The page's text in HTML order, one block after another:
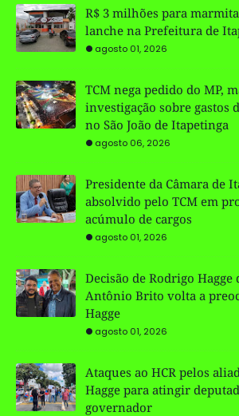
R$ 3 milhões para
lanche na Prefeitura de
agosto 01, 2026
TCM nega pedido do MP,
investigação sobre gastos
no São João de Itapetinga
agosto 06, 2026
Presidente da Câmara de
absolvido pelo TCM em
acúmulo de cargos
agosto 01, 2026
Decisão de Rodrigo
Antônio Brito volta a
Hagge
agosto 01, 2026
Ataques ao HCR pelos
Hagge para atingir
governador